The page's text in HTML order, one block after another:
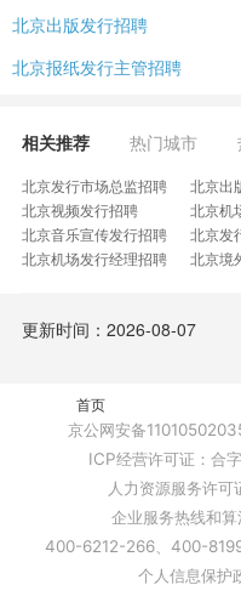
北京出版发行招聘
北京报纸发行主管招聘
相关推荐 热门城市
北京发行市场总监招聘 北京出
北京视频发行招聘
北京机
北京音乐宣传发行招聘
北京发
北京机场发行经理招聘
北京境
北京音乐发行招聘
北京宣
北京动漫发行经理招聘
更新时间：2026-08-07
首页